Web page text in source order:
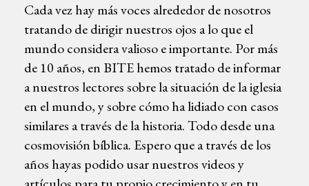
Cada vez hay más voces alrededor de nosotros
tratando de dirigir nuestros ojos a lo que el
mundo considera valioso e importante. Por más
de 10 años, en BITE hemos tratado de informar
a nuestros lectores sobre la situación de la iglesia
en el mundo, y sobre cómo ha lidiado con casos
similares a través de la historia. Todo desde una
cosmovisión bíblica. Espero que a través de los
años hayas podido usar nuestros videos y